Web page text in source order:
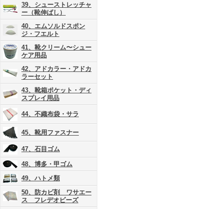
39、シューストレッチャ
ー（靴伸ばし）
40、エムソルドスポン
ジ・フエルト
41、靴クリーム〜シュー
ケア用品
42、アドカラー・アドカ
ラーセット
43、靴箱ポケット・ディ
スプレイ用品
44、不織布袋・サラ
45、靴用ファスナー
47、石目ゴム
48、博多・甲ゴム
49、ハトメ類
50、防カビ剤 ワサエー
ス フレデオビーズ